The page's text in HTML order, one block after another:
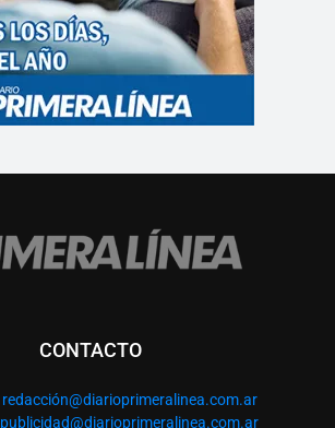
CONTACTO
redacción@diarioprimeralinea.com.ar
publicidad@diarioprimeralinea.com.ar